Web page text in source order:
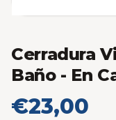
Cerradura
Baño- En
€23,00